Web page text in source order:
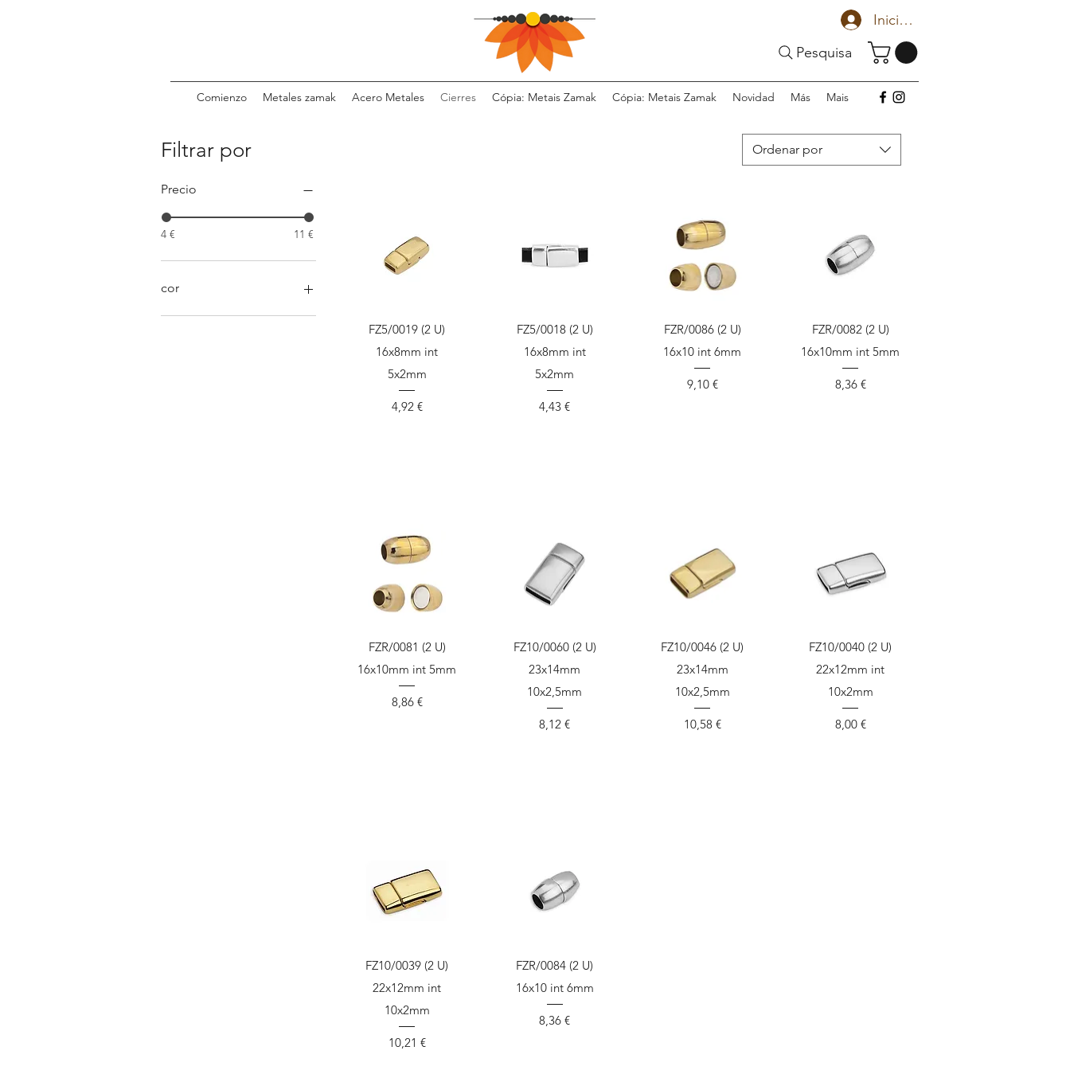
Iniciar sesión
Pesquisa
Comienzo Metales zamak Acero Metales Cierres Cópia: Metais Zamak Cópia: Metais Zamak Novidad Más Mais
Filtrar por
Precio
4 € 11 €
cor
DOURADO
Ordenar por
Vista rápida
FZ5/0019 (2 U)
16x8mm int
5x2mm
Precio
4,92 €
Vista rápida
FZ5/0018 (2 U)
16x8mm int
5x2mm
Precio
4,43 €
Vista rápida
FZR/0086 (2 U)
16x10 int 6mm
Precio
9,10 €
Vista rápida
FZR/0082 (2 U)
16x10mm int 5mm
Precio
8,36 €
Vista rápida
FZR/0081 (2 U)
16x10mm int 5mm
Precio
8,86 €
Vista rápida
FZ10/0060 (2 U)
23x14mm
10x2,5mm
Precio
8,12 €
Vista rápida
FZ10/0046 (2 U)
23x14mm
10x2,5mm
Precio
10,58 €
Vista rápida
FZ10/0040 (2 U)
22x12mm int
10x2mm
Precio
8,00 €
Vista rápida
FZ10/0039 (2 U)
22x12mm int
10x2mm
Precio
10,21 €
Vista rápida
FZR/0084 (2 U)
16x10 int 6mm
Precio
8,36 €